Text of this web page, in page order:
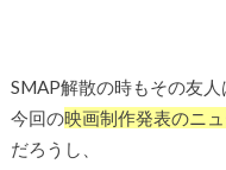
SMAP解散の時もその友人
今回の映画制作発表のニ
だろうし、